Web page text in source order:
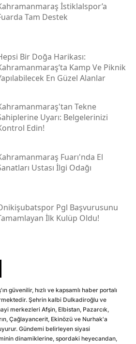
İstiklalspor’a
Tam Destek
Bir Doğa Harikası:
Kamp Ve Piknik
En Güzel Alanlar
Tekne
Uyarı: Belgelerinizi
Edin!
Fuarı'nda El
Ustası İlgi Odağı
Pgl Başvurusunu
İlk Kulüp Oldu!
güvenilir, hızlı ve kapsamlı haber portalı
Şehrin kalbi Dulkadiroğlu ve
merkezleri Afşin, Elbistan, Pazarcık,
Çağlayancerit, Ekinözü ve Nurhak'a
Gündemi belirleyen siyasi
dinamiklerine, spordaki heyecandan,